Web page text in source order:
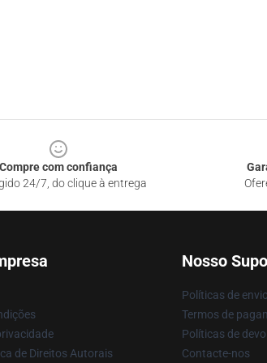
Compre com confiança
24/7, do clique à entrega
de Direitos Autorais
Nosso
Políticas de
Termos de
Políticas de
Contacte-nos